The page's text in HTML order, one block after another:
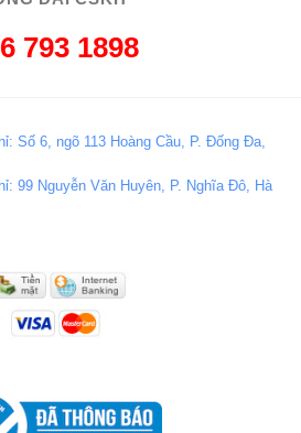
793 1898
Số 6, ngõ 113 Hoàng Cầu, P. Đống Đa,
99 Nguyễn Văn Huyên, P. Nghĩa Đô, Hà